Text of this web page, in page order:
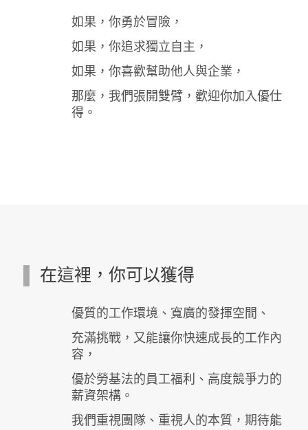
如果，你勇於冒險，
如果，你追求獨立自主，
如果，你喜歡幫助他人與企業，
那麼，我們張開雙臂，歡迎你加入優仕
得。
在這裡，你可以獲得
優質的工作環境、寬廣的發揮空間、
充滿挑戰，又能讓你快速成長的工作內
容，
優於勞基法的員工福利、高度競爭力的
薪資架構。
我們重視團隊、重視人的本質，期待能